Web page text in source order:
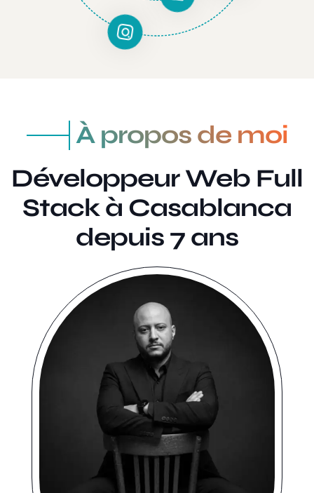
À propos de moi
Développeur Web Full
Stack à Casablanca
depuis 7 ans